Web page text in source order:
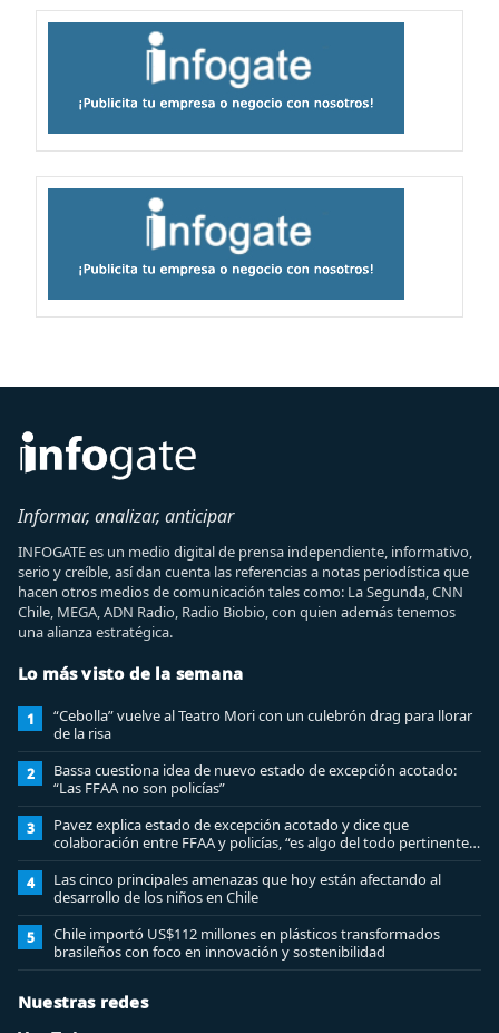
Informar, analizar, anticipar
INFOGATE es un medio digital de prensa independiente, informativo,
serio y creíble, así dan cuenta las referencias a notas periodística que
hacen otros medios de comunicación tales como: La Segunda, CNN
Chile, MEGA, ADN Radio, Radio Biobio, con quien además tenemos
una alianza estratégica.
Lo más visto de la semana
1
“Cebolla” vuelve al Teatro Mori con un culebrón drag para llorar
de la risa
2
Bassa cuestiona idea de nuevo estado de excepción acotado:
“Las FFAA no son policías”
3
Pavez explica estado de excepción acotado y dice que
colaboración entre FFAA y policías, “es algo del todo pertinente
analizar”
4
Las cinco principales amenazas que hoy están afectando al
desarrollo de los niños en Chile
5
Chile importó US$112 millones en plásticos transformados
brasileños con foco en innovación y sostenibilidad
Nuestras redes